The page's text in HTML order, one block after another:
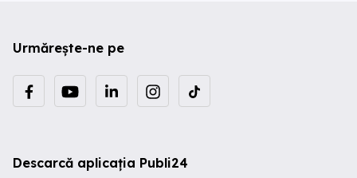
Urmărește-ne pe
Descarcă aplicația Publi24